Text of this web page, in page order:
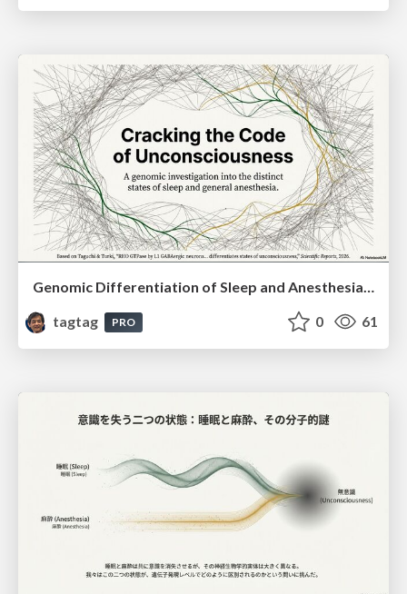
Genomic Differentiation of Sleep and Anesthesia: The Role of RHO GTPase and Cortical Neurons
tagtag
PRO 0 61